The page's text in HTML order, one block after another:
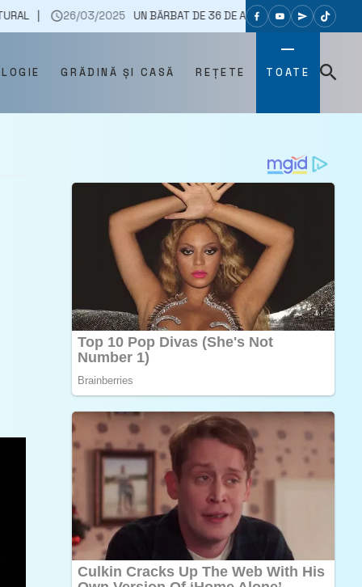
26/03/2025 UN BĂRBAT DE 36 DE ANI A FOST CONDAMNAT DUPĂ CE A
GRĂDINĂ ȘI CASĂ REȚETE TOATE